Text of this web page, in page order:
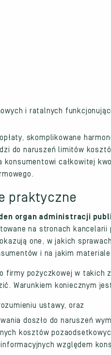
i ratalnych
skomplikowane
do naruszeń limitów
całkowitej
praktyczne
organ administracji
na stronach
one, w jakich
i na jakim
firmy pożyczkowej w takich
Warunkiem koniecznym
ustawy, oraz
doszło do naruszeń
kosztów
względem